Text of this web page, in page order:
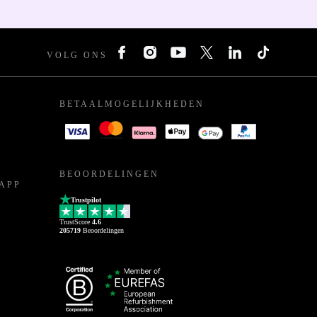
VOLG ONS
BETAALMOGELIJKHEDEN
BEOORDELINGEN
Trustpilot
TrustScore 4.6
205719 Beoordelingen